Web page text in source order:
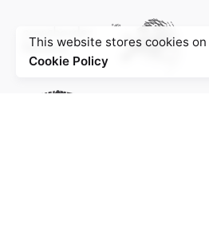
This website stores cookies
Cookie Policy